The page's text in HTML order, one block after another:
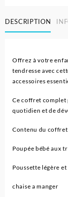
DESCRIPTION
Offrez à votre
tendresse avec
accessoires
Ce coffret complet
quotidien et de
Contenu du coffret
Poupée bébé aux
Poussette légère
chaise a manger